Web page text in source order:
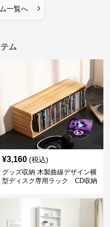
一覧へ ›
ム
¥3,160 (税込)
グッズ収納 木製曲線デザイン横
型ディスク専用ラック CD収納